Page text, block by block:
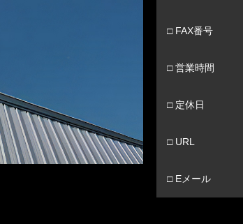
□ FAX番号
□ 営業時間
□ 定休日
□ URL
□ Eメール